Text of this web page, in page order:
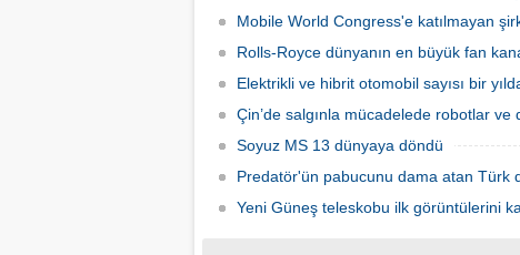
Mobile World Congress'e katılmayan
Rolls-Royce dünyanın en büyük fan
Elektrikli ve hibrit otomobil sayısı bir
Çin’de salgınla mücadelede robotlar ve
Soyuz MS 13 dünyaya döndü
Predatör'ün pabucunu dama atan Türk
Yeni Güneş teleskobu ilk görüntülerini